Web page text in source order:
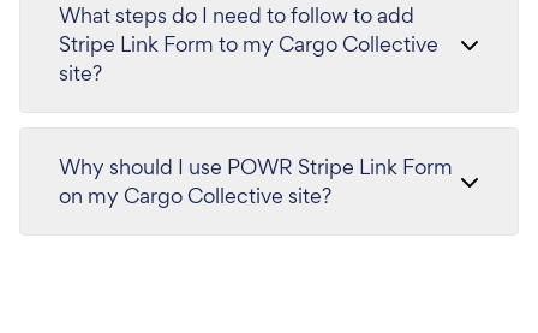
What steps do I need to follow to add
Stripe Link Form to my Cargo Collective
site?
Why should I use POWR Stripe Link Form
on my Cargo Collective site?